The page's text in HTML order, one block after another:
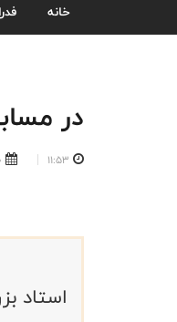
خانه
در
11:53
استاد